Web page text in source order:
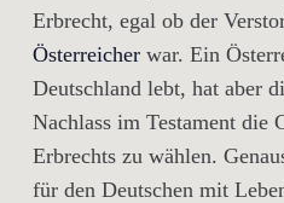
Erbrecht, egal ob der
Österreicher war. Ein
Deutschland lebt, hat aber
Nachlass im Testament die
Erbrechts zu wählen.
für den Deutschen mit